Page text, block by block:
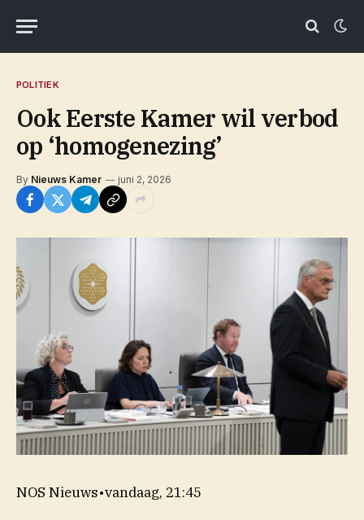
POLITIEK
Ook Eerste Kamer wil verbod
op ‘homogenezing’
By Nieuws Kamer juni 2, 2026
NOS Nieuws•vandaag, 21:45